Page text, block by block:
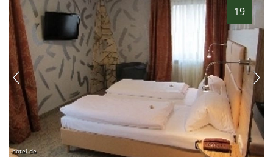
19
hotel.de